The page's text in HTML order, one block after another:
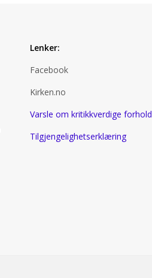
Lenker:
Facebook
Kirken.no
Varsle om kritikkverdige forhold
Tilgjengelighetserklæring